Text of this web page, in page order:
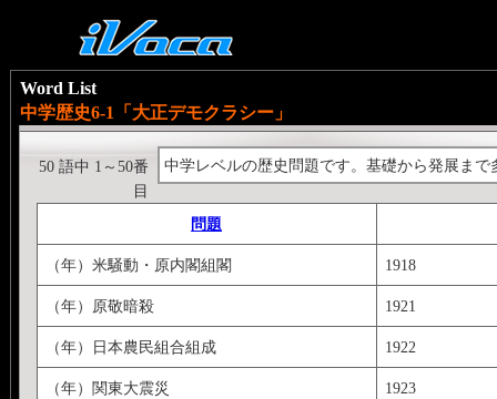
Word List
中学歴史6-1「大正デモクラシー」
中学レベルの歴史問題です。基礎から発展ま
50 語中 1～50番
目
問題
（年）米騒動・原内閣組閣 1918
（年）原敬暗殺 1921
（年）日本農民組合組成 1922
（年）関東大震災 1923